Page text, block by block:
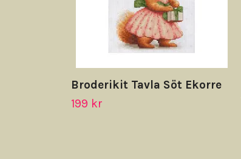
Broderikit Tavla Söt Ekorre
199 kr